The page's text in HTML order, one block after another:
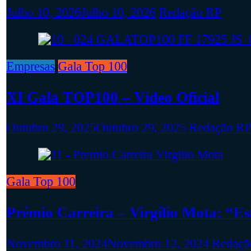
Julho 10, 2026Julho 10, 2026 Redação RP
Empresas Gala Top 100
XI Gala TOP100 – Vídeo Oficial
Outubro 29, 2025Outubro 29, 2025 Redação RP
Gala Top 100
Prémio Carreira – Virgílio Mota:
Novembro 11, 2024Novembro 12, 2024